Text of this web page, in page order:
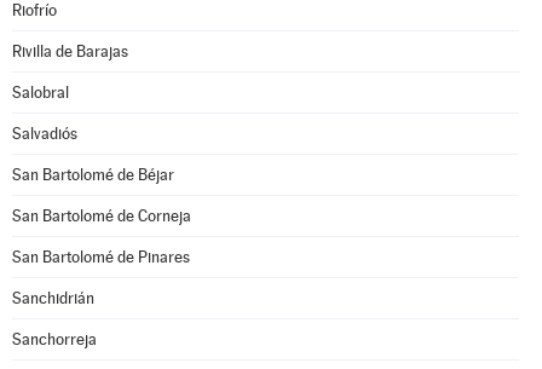
Riofrío
Rivilla de Barajas
Salobral
Salvadiós
San Bartolomé de Béjar
San Bartolomé de Corneja
San Bartolomé de Pinares
Sanchidrián
Sanchorreja